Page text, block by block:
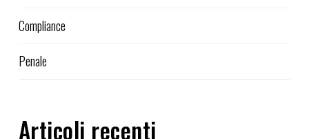
Compliance
Penale
Articoli recenti